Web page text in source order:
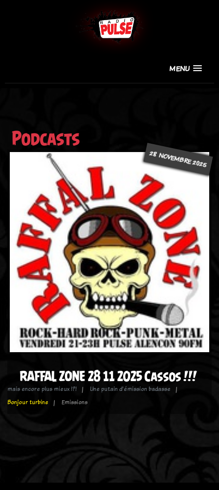
MENU
Podcasts
28 NOVEMBRE 2025
RAFFAL ZONE 28 11 2025 Cassos !!!
mais encore plus mieux !?!
Une putain d'émission badasse
Bonjour turbine
Emissions